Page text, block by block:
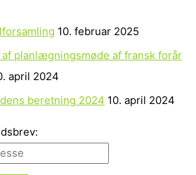
10. februar 2025
af planlægningsmøde af fransk forår
april 2024
beretning 2024 10. april 2024